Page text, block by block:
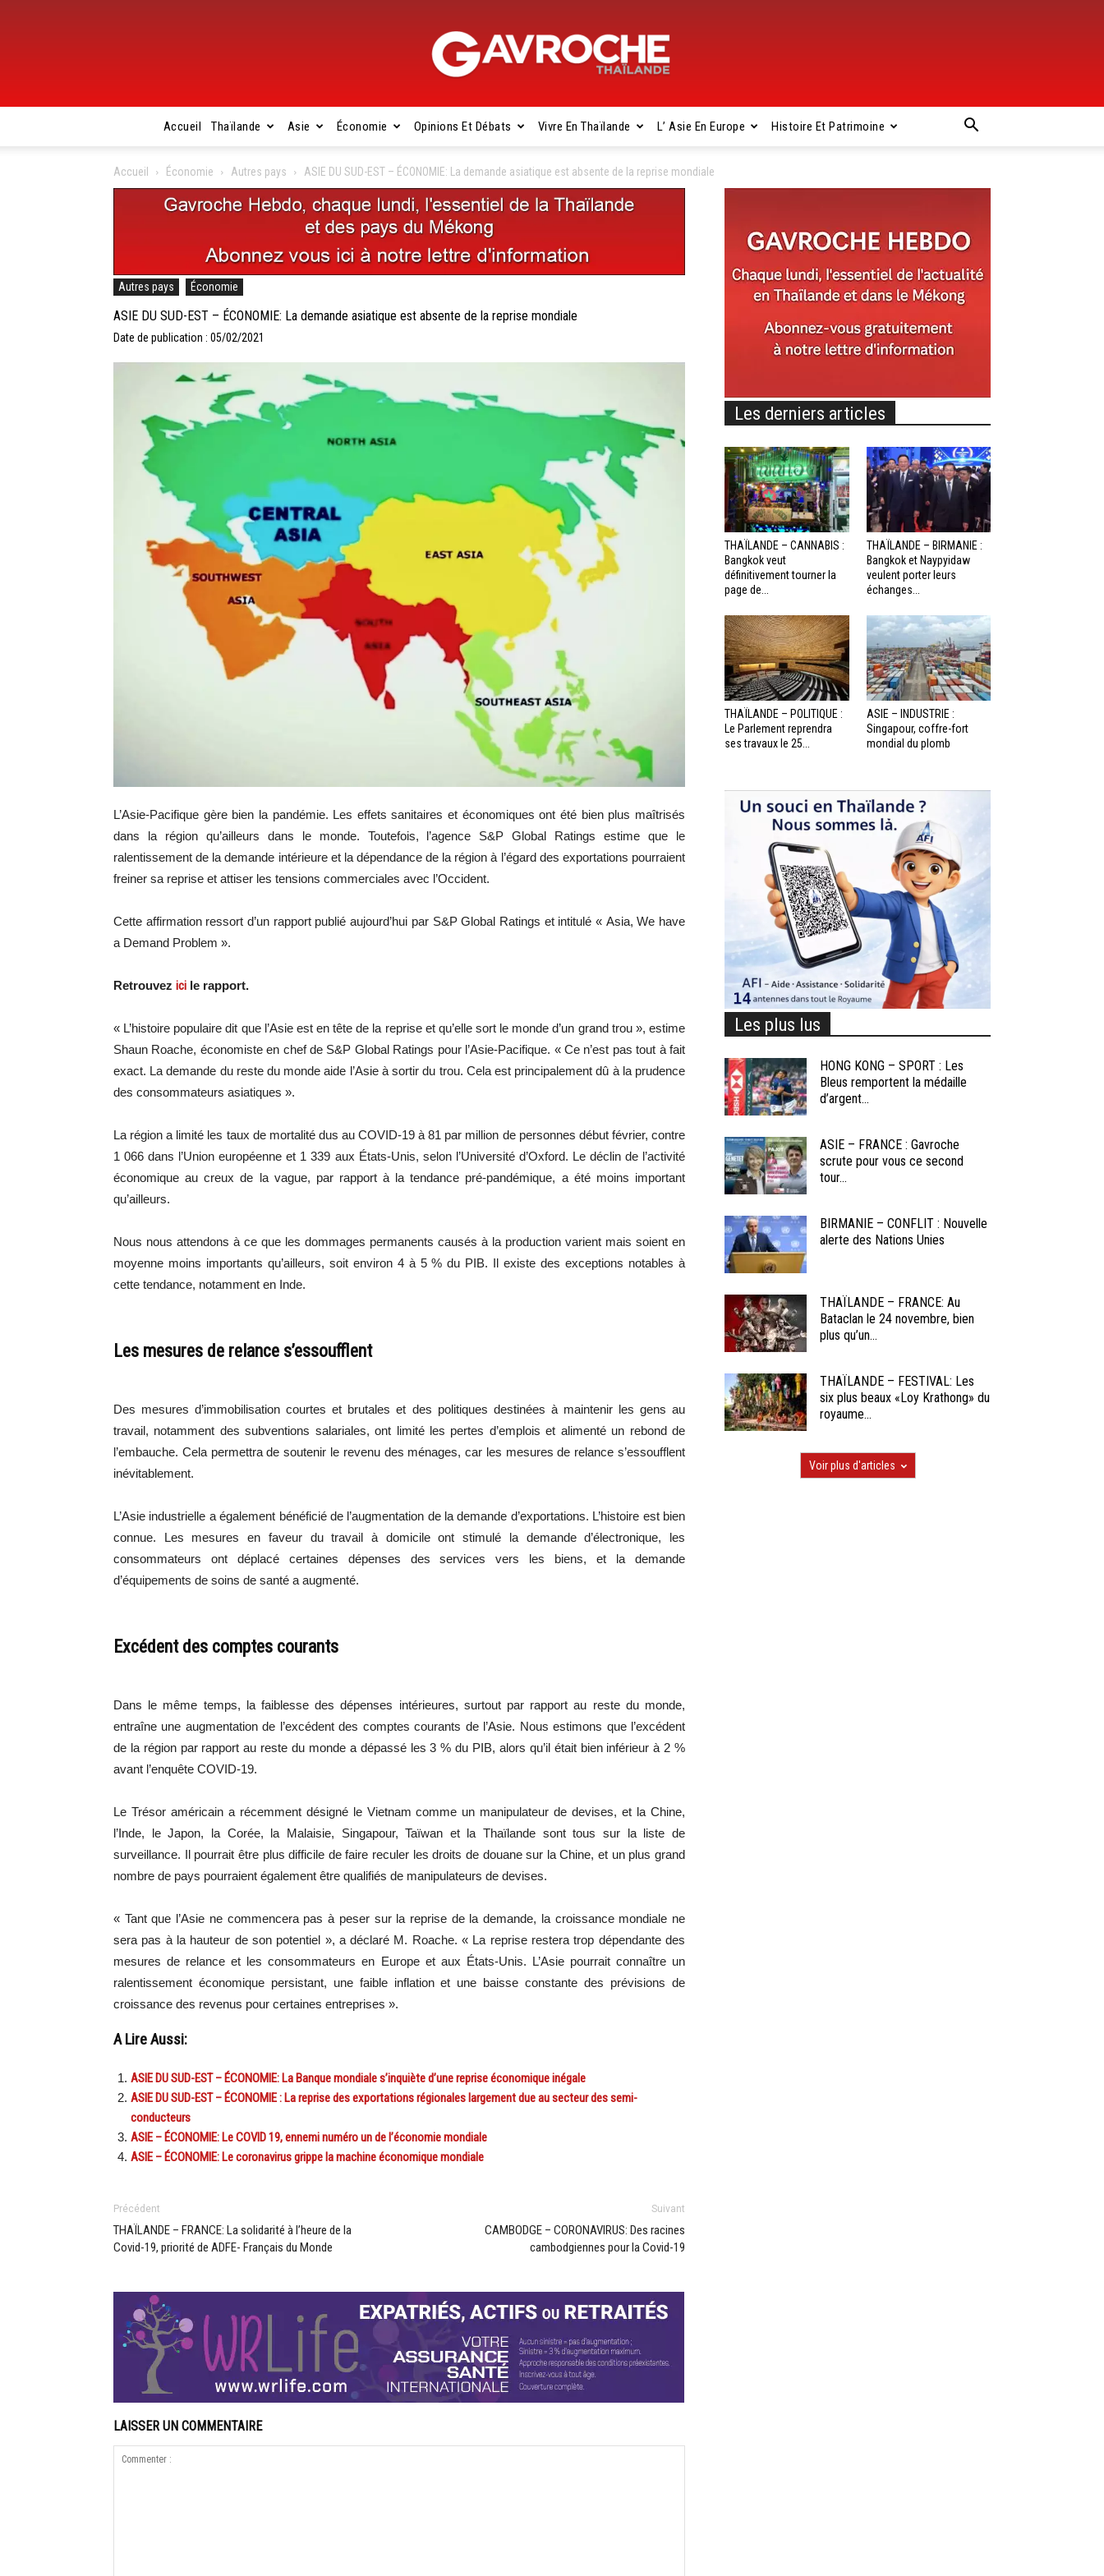
Gavroche
Accueil Thaïlande Asie Économie Opinions Et Débats Vivre En Thaïlande L’ Asie En Europe Histoire Et Patrimoine
Accueil Économie Autres pays ASIE DU SUD-EST – ÉCONOMIE: La demande asiatique est absente de la reprise mondiale
Autres pays Économie
ASIE DU SUD-EST – ÉCONOMIE: La demande asiatique est absente de la reprise mondiale
Date de publication : 05/02/2021
L’Asie-Pacifique gère bien la pandémie. Les effets sanitaires et économiques ont été bien plus maîtrisés
dans la région qu’ailleurs dans le monde. Toutefois, l’agence S&P Global Ratings estime que le
ralentissement de la demande intérieure et la dépendance de la région à l’égard des exportations pourraient
freiner sa reprise et attiser les tensions commerciales avec l’Occident.
Cette affirmation ressort d’un rapport publié aujourd’hui par S&P Global Ratings et intitulé « Asia, We have
a Demand Problem ».
Retrouvez ici le rapport.
« L’histoire populaire dit que l’Asie est en tête de la reprise et qu’elle sort le monde d’un grand trou », estime
Shaun Roache, économiste en chef de S&P Global Ratings pour l’Asie-Pacifique. « Ce n’est pas tout à fait
exact. La demande du reste du monde aide l’Asie à sortir du trou. Cela est principalement dû à la prudence
des consommateurs asiatiques ».
La région a limité les taux de mortalité dus au COVID-19 à 81 par million de personnes début février, contre
1 066 dans l’Union européenne et 1 339 aux États-Unis, selon l’Université d’Oxford. Le déclin de l’activité
économique au creux de la vague, par rapport à la tendance pré-pandémique, a été moins important
qu’ailleurs.
Nous nous attendons à ce que les dommages permanents causés à la production varient mais soient en
moyenne moins importants qu’ailleurs, soit environ 4 à 5 % du PIB. Il existe des exceptions notables à
cette tendance, notamment en Inde.
Les mesures de relance s’essoufflent
Des mesures d’immobilisation courtes et brutales et des politiques destinées à maintenir les gens au
travail, notamment des subventions salariales, ont limité les pertes d’emplois et alimenté un rebond de
l’embauche. Cela permettra de soutenir le revenu des ménages, car les mesures de relance s’essoufflent
inévitablement.
L’Asie industrielle a également bénéficié de l’augmentation de la demande d’exportations. L’histoire est bien
connue. Les mesures en faveur du travail à domicile ont stimulé la demande d’électronique, les
consommateurs ont déplacé certaines dépenses des services vers les biens, et la demande
d’équipements de soins de santé a augmenté.
Excédent des comptes courants
Dans le même temps, la faiblesse des dépenses intérieures, surtout par rapport au reste du monde,
entraîne une augmentation de l’excédent des comptes courants de l’Asie. Nous estimons que l’excédent
de la région par rapport au reste du monde a dépassé les 3 % du PIB, alors qu’il était bien inférieur à 2 %
avant l’enquête COVID-19.
Le Trésor américain a récemment désigné le Vietnam comme un manipulateur de devises, et la Chine,
l’Inde, le Japon, la Corée, la Malaisie, Singapour, Taïwan et la Thaïlande sont tous sur la liste de
surveillance. Il pourrait être plus difficile de faire reculer les droits de douane sur la Chine, et un plus grand
nombre de pays pourraient également être qualifiés de manipulateurs de devises.
« Tant que l’Asie ne commencera pas à peser sur la reprise de la demande, la croissance mondiale ne
sera pas à la hauteur de son potentiel », a déclaré M. Roache. « La reprise restera trop dépendante des
mesures de relance et les consommateurs en Europe et aux États-Unis. L’Asie pourrait connaître un
ralentissement économique persistant, une faible inflation et une baisse constante des prévisions de
croissance des revenus pour certaines entreprises ».
A Lire Aussi:
ASIE DU SUD-EST – ÉCONOMIE: La Banque mondiale s’inquiète d’une reprise économique inégale
ASIE DU SUD-EST – ÉCONOMIE : La reprise des exportations régionales largement due au secteur des semi-
conducteurs
ASIE – ÉCONOMIE: Le COVID 19, ennemi numéro un de l’économie mondiale
ASIE – ÉCONOMIE: Le coronavirus grippe la machine économique mondiale
Précédent
THAÏLANDE – FRANCE: La solidarité à l’heure de la
Covid-19, priorité de ADFE- Français du Monde
Suivant
CAMBODGE – CORONAVIRUS: Des racines
cambodgiennes pour la Covid-19
LAISSER UN COMMENTAIRE
Les derniers articles
THAÏLANDE – CANNABIS :
Bangkok veut
définitivement tourner la
page de...
THAÏLANDE – BIRMANIE :
Bangkok et Naypyidaw
veulent porter leurs
échanges...
THAÏLANDE – POLITIQUE :
Le Parlement reprendra
ses travaux le 25...
ASIE – INDUSTRIE :
Singapour, coffre-fort
mondial du plomb
Les plus lus
HONG KONG – SPORT : Les
Bleus remportent la médaille
d’argent...
ASIE – FRANCE : Gavroche
scrute pour vous ce second
tour...
BIRMANIE – CONFLIT : Nouvelle
alerte des Nations Unies
THAÏLANDE – FRANCE: Au
Bataclan le 24 novembre, bien
plus qu’un...
THAÏLANDE – FESTIVAL: Les
six plus beaux «Loy Krathong» du
royaume...
Voir plus d'articles